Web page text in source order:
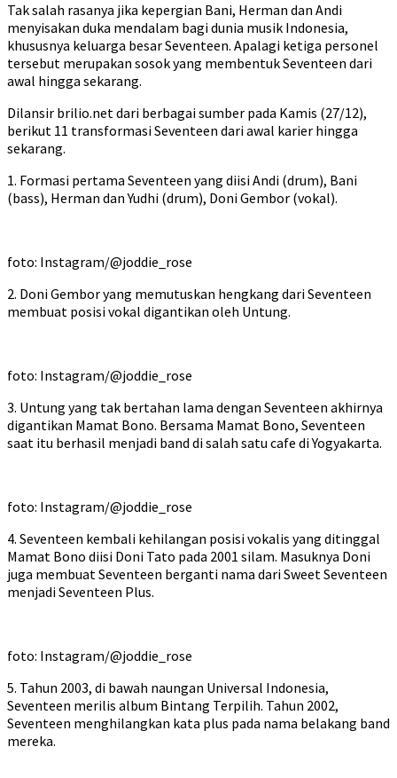
Tak salah rasanya jika kepergian Bani, Herman dan Andi
menyisakan duka mendalam bagi dunia musik Indonesia,
khususnya keluarga besar Seventeen. Apalagi ketiga personel
tersebut merupakan sosok yang membentuk Seventeen dari
awal hingga sekarang.
Dilansir brilio.net dari berbagai sumber pada Kamis (27/12),
berikut 11 transformasi Seventeen dari awal karier hingga
sekarang.
1. Formasi pertama Seventeen yang diisi Andi (drum), Bani
(bass), Herman dan Yudhi (drum), Doni Gembor (vokal).
foto: Instagram/@joddie_rose
2. Doni Gembor yang memutuskan hengkang dari Seventeen
membuat posisi vokal digantikan oleh Untung.
foto: Instagram/@joddie_rose
3. Untung yang tak bertahan lama dengan Seventeen akhirnya
digantikan Mamat Bono. Bersama Mamat Bono, Seventeen
saat itu berhasil menjadi band di salah satu cafe di Yogyakarta.
foto: Instagram/@joddie_rose
4. Seventeen kembali kehilangan posisi vokalis yang ditinggal
Mamat Bono diisi Doni Tato pada 2001 silam. Masuknya Doni
juga membuat Seventeen berganti nama dari Sweet Seventeen
menjadi Seventeen Plus.
foto: Instagram/@joddie_rose
5. Tahun 2003, di bawah naungan Universal Indonesia,
Seventeen merilis album Bintang Terpilih. Tahun 2002,
Seventeen menghilangkan kata plus pada nama belakang band
mereka.